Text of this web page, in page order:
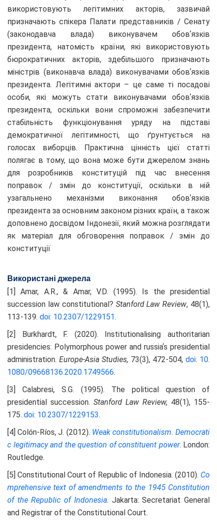
використовують легітимних акторів, зазвичай
призначають спікера Палати представників / Сенату
(законодавча влада) виконувачем обовʼязків
президента, натомість країни, які використовують
бюрократичних акторів, здебільшого призначають
міністрів (виконавча влада) виконувачами обовʼязків
президента. Легітимні актори – це саме ті посадові
особи, які можуть стати виконувачами обовʼязків
президента, оскільки вони спроможні забезпечити
стабільність функціонування уряду на підставі
демократичної легітимності, що ґрунтується на
голосах виборців. Практична цінність цієї статті
полягає в тому, що вона може бути джерелом знань
для розробників конституцій під час внесення
поправок / змін до конституції, оскільки в ній
узагальнено механізми виконання обовʼязків
президента за основним законом різних країн, а також
доповнено досвідом Індонезії, який можна розглядати
як матеріал для обговорення поправок / змін до
конституції
Використані джерела
[1] Amar, A.R., & Amar, V.D. (1995). Is the presidential
succession law constitutional? Stanford Law Review, 48(1),
113-139. doi: 10.2307/1229151.
[2] Burkhardt, F. (2020). Institutionalising authoritarian
presidencies: Polymorphous power and russiaʼs presidential
administration. Europe-Asia Studies, 73(3), 472-504, doi: 10.
1080/09668136.2020.1749566.
[3] Calabresi, S.G. (1995). The political question of
presidential succession. Stanford Law Review, 48(1), 155-
175. doi: 10.2307/1229153.
[4] Colón-Ríos, J. (2012). Weak constitutionalism. Democrati
c legitimacy and the question of constituent power. London:
Routledge.
[5] Constitutional Court of Republic of Indonesia. (2010). Co
mprehensive text of amendments to the 1945 Constitution
of the Republic of Indonesia. Jakarta: Secretariat General
and Registrar of the Constitutional Court.